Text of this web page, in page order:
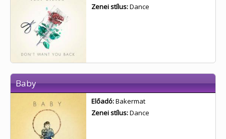
Zenei stílus:Dance
Baby
Előadó:Bakermat
Zenei stílus:Dance